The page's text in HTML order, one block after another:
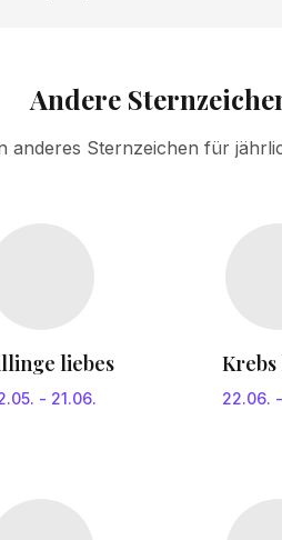
Andere
anderes Sternzeichen für
liebes
- 21.06.
Krebs
22.06. -